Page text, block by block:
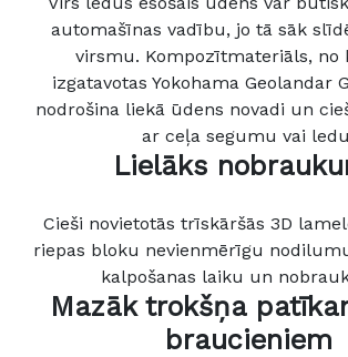
automašīnas vadību, jo tā sāk
virsmu. Kompozītmateriāls, no
izgatavotas Yokohama Geolandar
nodrošina liekā ūdens novadi un
ar ceļa segumu vai
Lielāks
Cieši novietotās trīskāršās 3D
riepas bloku nevienmērīgu
kalpošanas laiku un
Mazāk trokšņa
braucieniem